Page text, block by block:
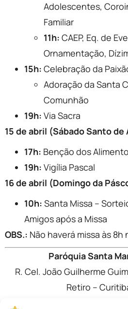
Adolescentes,
Familiar
11h: CAEP, Eq. de
Ornamentação,
15h: Celebração da
Adoração da Santa
Comunhão
19h: Via Sacra
15 de abril (Sábado Santo de
17h: Benção dos
19h: Vigília Pascal
16 de abril (Domingo da
10h: Santa Missa –
Amigos após a Missa
OBS.: Não haverá missa às 8h
Paróquia Santa
R. Cel. João Guilherme
Retiro –